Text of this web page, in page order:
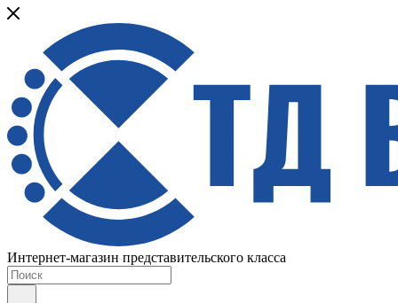
Интернет-магазин представительского класса